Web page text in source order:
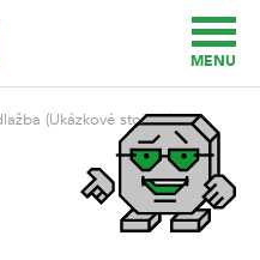
MENU
(Ukázkové stojany)